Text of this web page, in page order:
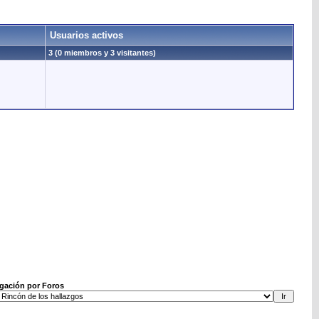
Usuarios activos
3 (0 miembros y 3 visitantes)
por Foros